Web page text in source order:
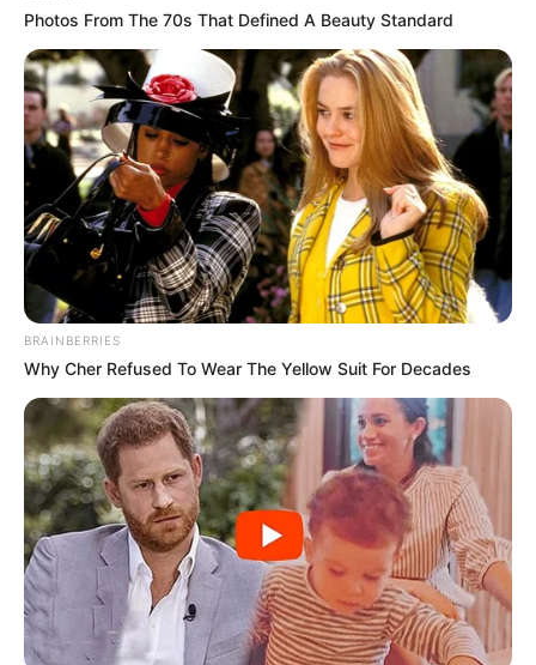
Photos From The 70s That Defined A Beauty Standard
BRAINBERRIES
Why Cher Refused To Wear The Yellow Suit For Decades